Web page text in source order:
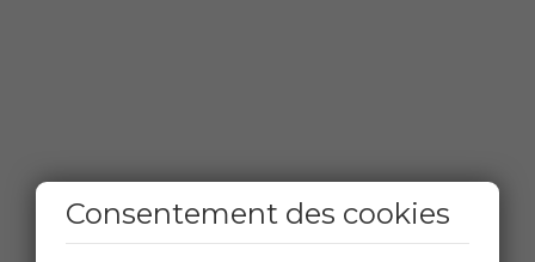
Consentement des cookies